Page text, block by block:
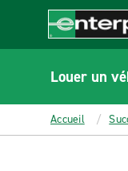
CONTENT
Enterprise
Louer un
Accueil